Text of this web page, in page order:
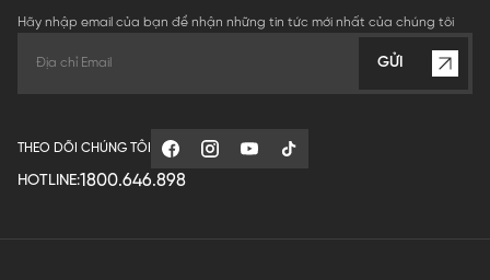
Hãy nhập email của bạn để nhận những tin tức mới nhất của chúng tôi
GỬI
THEO DÕI CHÚNG TÔI
HOTLINE:1800.646.898